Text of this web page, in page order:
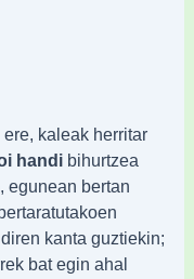
kaleak herritar
handi bihurtzea
egunean bertan
bertaratutakoen
kanta guztiekin;
bat egin ahal